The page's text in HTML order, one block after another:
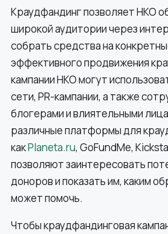
Краудфандинг позволяет НКО
широкой аудитории через
собрать средства на
эффективного продвижения
кампании НКО могут
сети, PR-кампании, а также
блогерами и влиятельными
различные платформы для
какPlaneta.ru, GoFundMe,
позволяют заинтересовать
доноров и показать им, каким
может помочь.
Чтобы краудфандинговая